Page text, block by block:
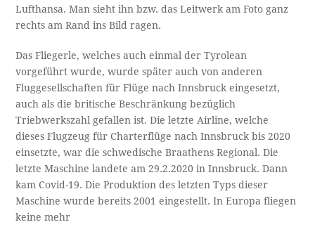
Lufthansa. Man sieht ihn bzw. das Leitwerk am Foto ganz
rechts am Rand ins Bild ragen.
Das Fliegerle, welches auch einmal der Tyrolean
vorgeführt wurde, wurde später auch von anderen
Fluggesellschaften für Flüge nach Innsbruck eingesetzt,
auch als die britische Beschränkung bezüglich
Triebwerkszahl gefallen ist. Die letzte Airline, welche
dieses Flugzeug für Charterflüge nach Innsbruck bis 2020
einsetzte, war die schwedische Braathens Regional. Die
letzte Maschine landete am 29.2.2020 in Innsbruck. Dann
kam Covid-19. Die Produktion des letzten Typs dieser
Maschine wurde bereits 2001 eingestellt. In Europa fliegen
keine mehr